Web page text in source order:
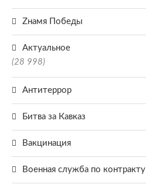
Zнамя Победы
Актуальное
(28 998)
Антитеррор
Битва за Кавказ
Вакцинация
Военная служба по контракту